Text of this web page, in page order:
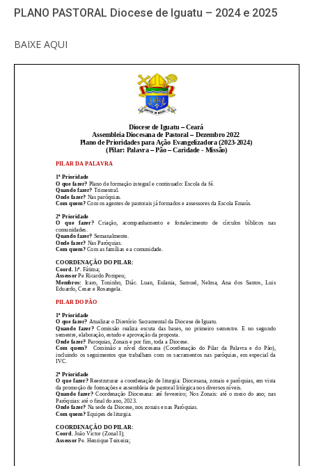
PLANO PASTORAL Diocese de Iguatu – 2024 e 2025
BAIXE AQUI